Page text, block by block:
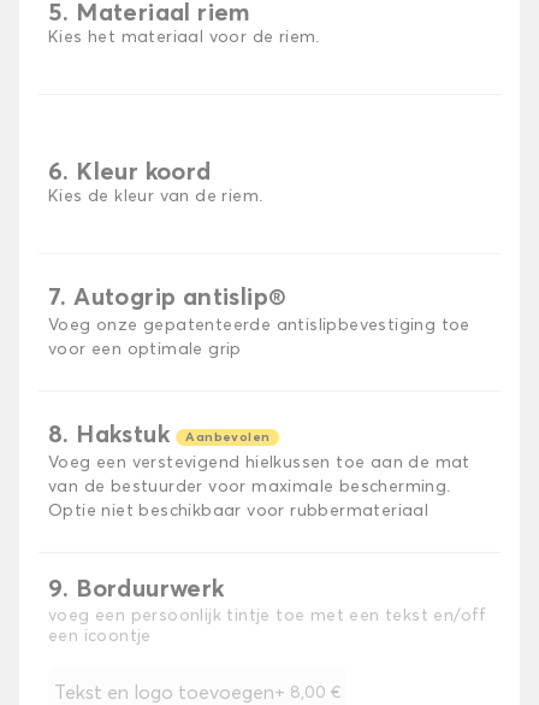
5. Materiaal riem
Kies het materiaal voor de riem.
6. Kleur koord
Kies de kleur van de riem.
7. Autogrip antislip®
Voeg onze gepatenteerde antislipbevestiging toe
voor een optimale grip
8. Hakstuk Aanbevolen
Voeg een verstevigend hielkussen toe aan de mat
van de bestuurder voor maximale bescherming.
Optie niet beschikbaar voor rubbermateriaal
9. Borduurwerk
voeg een persoonlijk tintje toe met een tekst en/off
een icoontje
Tekst en logo toevoegen+ 8,00 €